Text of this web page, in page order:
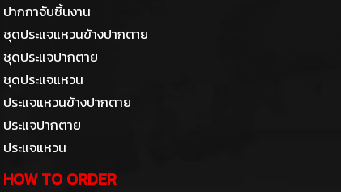
ปากกาจับชิ้นงาน
ชุดประแจแหวนข้างปากตาย
ชุดประแจปากตาย
ชุดประแจแหวน
ประแจแหวนข้างปากตาย
ประแจปากตาย
ประแจแหวน
HOW TO ORDER